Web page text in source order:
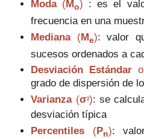
Moda (M o)
: es el
frecuencia en una
Mediana (Me): valor
sucesos ordenados a
Desviación Estándar o
grado de dispersión de
Varianza (σ2): se
desviación típica
Percentiles (Pn):